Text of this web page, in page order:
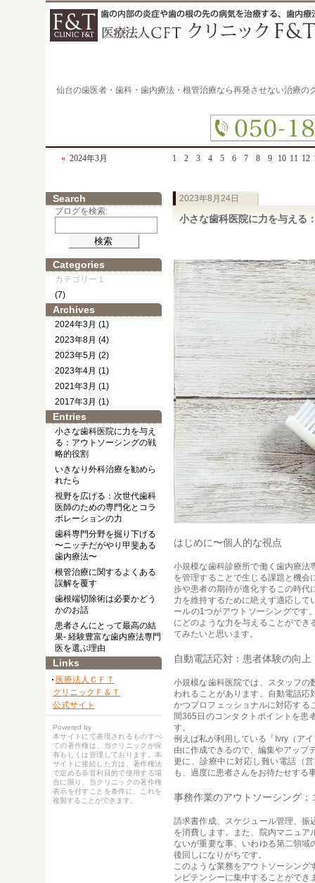
仙台の歯医者・歯科・歯内療法・根管治療なら再発させない治療の
« 2024年3月 1 2 3 4 5 6 7 8 9 10 11 12
2023年8月24日
小さな歯科医院に力を与える
はじめに〜個人的な視点
小規模な歯科診療所で働く歯内療
を管理することで生じる課題と機
歩や患者の期待が進化するこの時
力を維持するために絶えず適応し
ールの1つがアウトソーシングです
にどのような力を与えることがで
てみたいと思います。
自動電話応対：患者体験の向上
小規模な歯科医院では、スタッフ
われることがあります。自動電話
かつプロフェッショナルに対応する
間365日のコンタクトポイントを患
す。
例えば私が利用している「Ivry（ア
由に作成できるので、編集やアップ
更に、診療中に対応し難い電話（
も、過度に患者さんをお待たせする
事務作業のアウトソーシング
請求書作成、スケジュール管理、
を消費します。また、院内マニュ
ないが重要な事、いわゆる第二領
後回しになりがちです。
このような業務をアウトソーシン
ンピテンシーに集中することがで
Search
ブログを検索:
Categories
カテゴリー１
(7)
Archives
2024年3月 (1)
2023年8月 (4)
2023年5月 (2)
2023年4月 (1)
2021年3月 (1)
2017年3月 (1)
Entries
小さな歯科医院に力を与え
る：アウトソーシングの戦
略的役割
いきなり外科治療を勧めら
れたら
視野を広げる：次世代歯科
医師のための専門化とコラ
ボレーションの力
歯科専門分野を掘り下げる
〜ニッチだがやり甲斐ある
歯内療法〜
根管治療に関するよくある
誤解を覆す
歯根端切除術は必要かどう
かのお話
患者さんにとって最高の結
果- 経験豊富な歯内療法専門
医を選ぶ理由
Links
医療法人ＣＦＴ
クリニックＦ＆Ｔ
公式サイト
Powered by
本サイトにて表現されるものすべ
ての著作権は、当クリニックが保
有もしくは管理しております。本
サイトに接続した方は、著作権法
で定める非営利目的で使用する場
合に限り、当クリニックの著作権
表示を付すことを条件に、これを
複製することができます。